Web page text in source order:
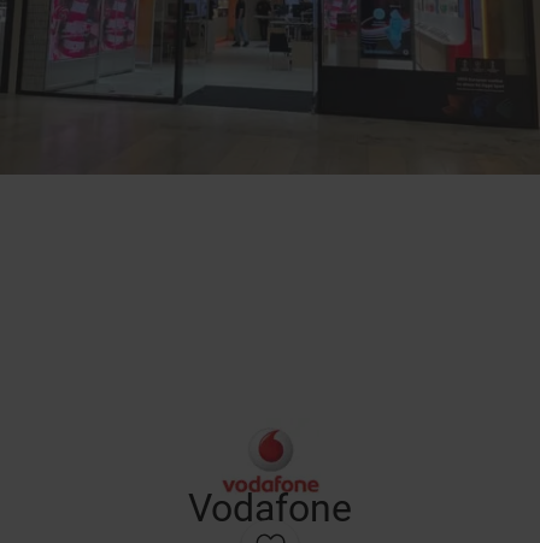
Vodafone